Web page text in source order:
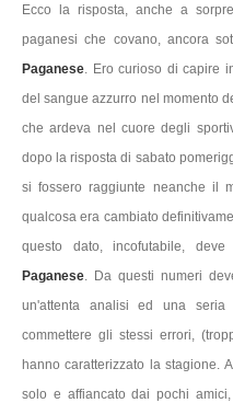
Ecco la risposta, anche a
paganesi che covano, ancora
Paganese . Ero curioso di capire
del sangue azzurro nel momento
che ardeva nel cuore degli
dopo la risposta di sabato
si fossero raggiunte neanche il
qualcosa era cambiato
questo dato, incofutabile,
Paganese . Da questi numeri
un'attenta analisi ed una
commettere gli stessi errori,
hanno caratterizzato la stagione.
solo e affiancato dai pochi